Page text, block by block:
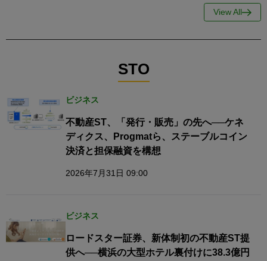
View All
STO
ビジネス
不動産ST、「発行・販売」の先へ──ケネ
ディクス、Progmatら、ステーブルコイン
決済と担保融資を構想
2026年7月31日 09:00
ビジネス
ロードスター証券、新体制初の不動産ST提
供へ──横浜の大型ホテル裏付けに38.3億円